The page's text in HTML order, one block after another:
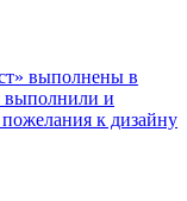
выполнены в
выполнили и
пожелания к дизайну